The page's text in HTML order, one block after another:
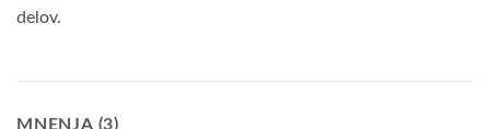
delov.
MNENJA (3)